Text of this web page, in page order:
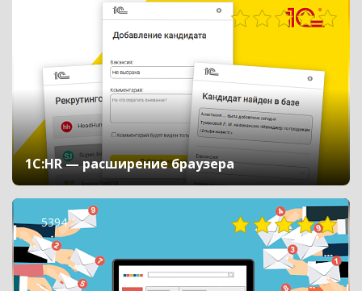
1C:HR — расширение браузера
5394